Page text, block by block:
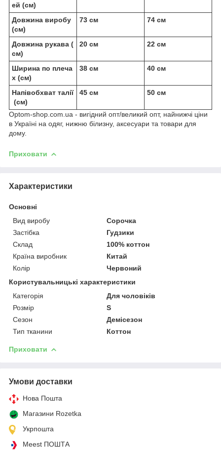
ей (см)
Довжина виробу
(см)
73 см 74 см
Довжина рукава (
см)
20 см 22 см
Ширина по плеча
х (см)
38 см 40 см
Напівобхват талії
(см)
45 см 50 см
Optom-shop.com.ua - вигідний опт/великий опт, найнижчі ціни
в Україні на одяг, нижню білизну, аксесуари та товари для
дому.
Приховати
Характеристики
Основні
Вид виробу
Сорочка
Застібка
Гудзики
Склад
100% коттон
Країна виробник
Китай
Колір
Червоний
Користувальницькі характеристики
Категорія
Для чоловіків
Розмір
S
Сезон
Демісезон
Тип тканини
Коттон
Приховати
Умови доставки
Нова Пошта
Магазини Rozetka
Укрпошта
Meest ПОШТА